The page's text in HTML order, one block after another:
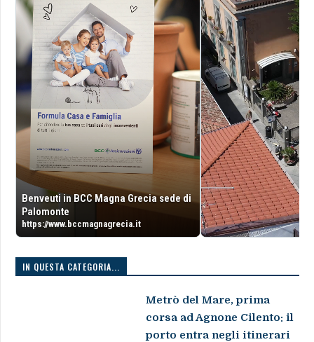
Benveuti in BCC Magna Grecia sede di
Palomonte
https://www.bccmagnagrecia.it
IN QUESTA CATEGORIA...
Metrò del Mare, prima
corsa ad Agnone Cilento: il
porto entra negli itinerari